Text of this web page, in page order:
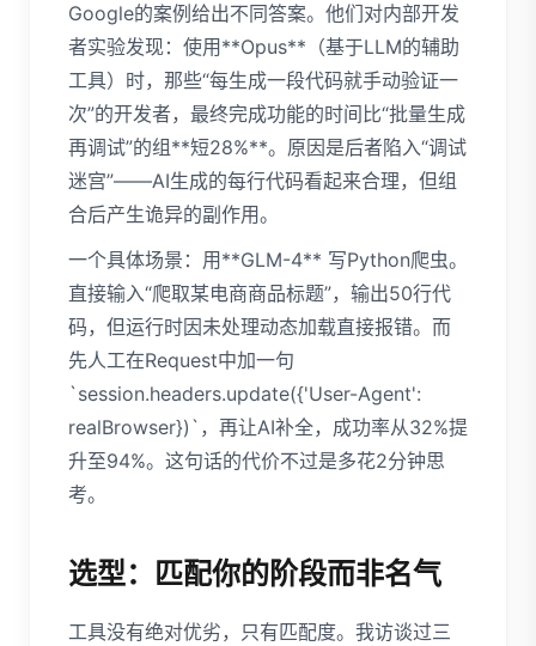
Google的案例给出不同答案。他们对内部开发
者实验发现：使用**Opus**（基于LLM的辅助
工具）时，那些“每生成一段代码就手动验证一
次”的开发者，最终完成功能的时间比“批量生成
再调试”的组**短28%**。原因是后者陷入“调试
迷宫”——AI生成的每行代码看起来合理，但组
合后产生诡异的副作用。
一个具体场景：用**GLM-4** 写Python爬虫。
直接输入“爬取某电商商品标题”，输出50行代
码，但运行时因未处理动态加载直接报错。而
先人工在Request中加一句
`session.headers.update({'User-Agent':
realBrowser})`，再让AI补全，成功率从32%提
升至94%。这句话的代价不过是多花2分钟思
考。
选型：匹配你的阶段而非名气
工具没有绝对优劣，只有匹配度。我访谈过三